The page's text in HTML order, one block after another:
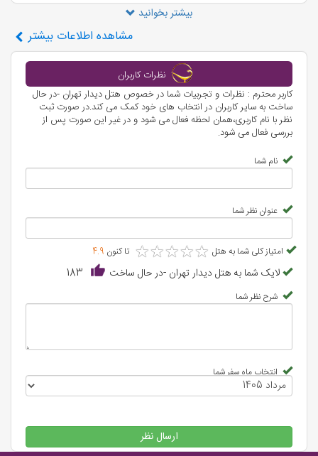
که همین موقعیت مکانی خوب از مزایای این هتل زیبای تهران به شمار
بیشتر بخوانید
مشاهده اطلاعات بیشتر
نظرات کاربران
کاربر محترم : نظرات و تجربیات شما در خصوص هتل دیدار تهران -در حال
ساخت به سایر کاربران در انتخاب های خود کمک می کند.در صورت ثبت
نظر با نام کاربری،همان لحظه فعال می شود و در غیر این صورت پس از
بررسی فعال می شود.
نام شما
عنوان نظر شما
امتیاز کلی شما به هتل ★★★★★
★★★★★ تا کنون 4.9
لایک شما به هتل دیدار تهران -در حال ساخت 183
شرح نظر شما
انتخاب ماه سفر شما
ارسال نظر